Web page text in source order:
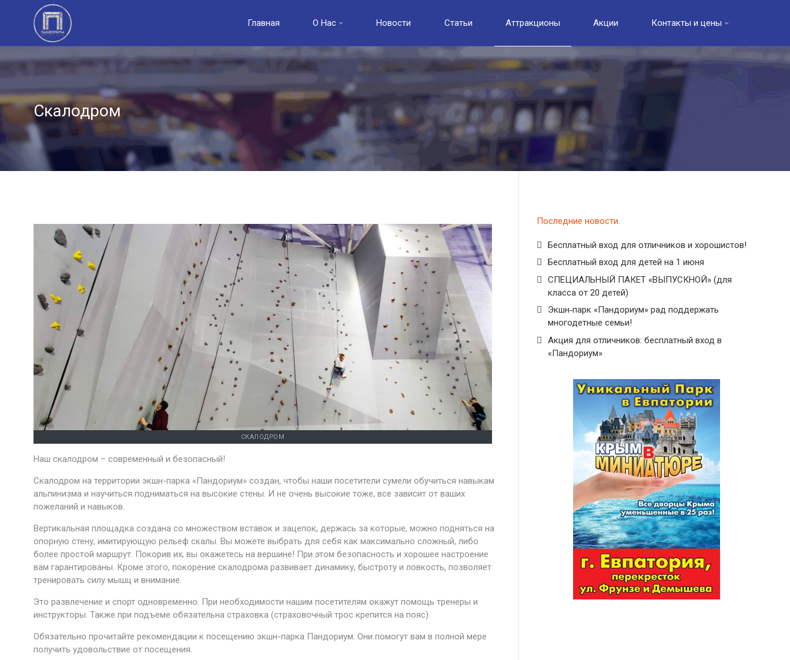
Главная О Нас Новости Статьи Аттракционы Акции Контакты и цены
Скалодром
СКАЛОДРОМ
Наш скалодром – современный и безопасный!
Скалодром на территории экшн-парка «Пандориум» создан, чтобы наши посетители сумели обучиться навыкам
альпинизма и научиться подниматься на высокие стены. И не очень высокие тоже, все зависит от ваших
пожеланий и навыков.
Вертикальная площадка создана со множеством вставок и зацепок, держась за которые, можно подняться на
опорную стену, имитирующую рельеф скалы. Вы можете выбрать для себя как максимально сложный, либо
более простой маршрут. Покорив их, вы окажетесь на вершине! При этом безопасность и хорошее настроение
вам гарантированы. Кроме этого, покорение скалодрома развивает динамику, быстроту и ловкость, позволяет
тренировать силу мышц и внимание.
Это развлечение и спорт одновременно. При необходимости нашим посетителям окажут помощь тренеры и
инструкторы. Также при подъеме обязательна страховка (страховочный трос крепится на пояс).
Обязательно прочитайте рекомендации к посещению экшн-парка Пандориум. Они помогут вам в полной мере
получить удовольствие от посещения.
Последние новости
Бесплатный вход для отличников и хорошистов!
Бесплатный вход для детей на 1 июня
СПЕЦИАЛЬНЫЙ ПАКЕТ «ВЫПУСКНОЙ» (для
класса от 20 детей)
Экшн‑парк «Пандориум» рад поддержать
многодетные семьи!
Акция для отличников: бесплатный вход в
«Пандориум»